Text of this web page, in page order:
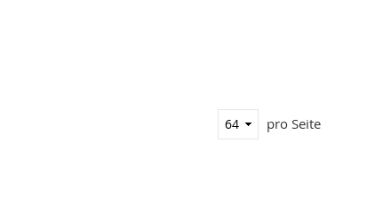
pro Seite